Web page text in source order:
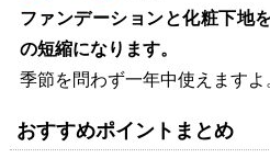
ファンデーションと化粧下地
の短縮になります。
季節を問わず一年中使えますよ
おすすめポイントまとめ